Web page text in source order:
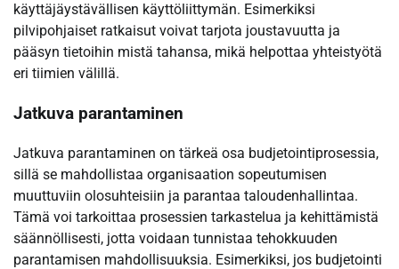
käyttäjäystävällisen käyttöliittymän. Esimerkiksi
pilvipohjaiset ratkaisut voivat tarjota joustavuutta ja
pääsyn tietoihin mistä tahansa, mikä helpottaa yhteistyötä
eri tiimien välillä.
Jatkuva parantaminen
Jatkuva parantaminen on tärkeä osa budjetointiprosessia,
sillä se mahdollistaa organisaation sopeutumisen
muuttuviin olosuhteisiin ja parantaa taloudenhallintaa.
Tämä voi tarkoittaa prosessien tarkastelua ja kehittämistä
säännöllisesti, jotta voidaan tunnistaa tehokkuuden
parantamisen mahdollisuuksia. Esimerkiksi, jos budjetointi